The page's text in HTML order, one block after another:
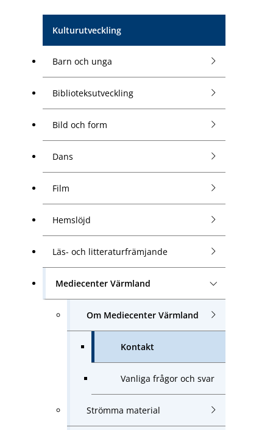
Kulturutveckling
Barn och unga
Biblioteksutveckling
Bild och form
Dans
Film
Hemslöjd
Läs- och litteraturfrämjande
Mediecenter Värmland
Om Mediecenter Värmland
Kontakt
Vanliga frågor och svar
Strömma material